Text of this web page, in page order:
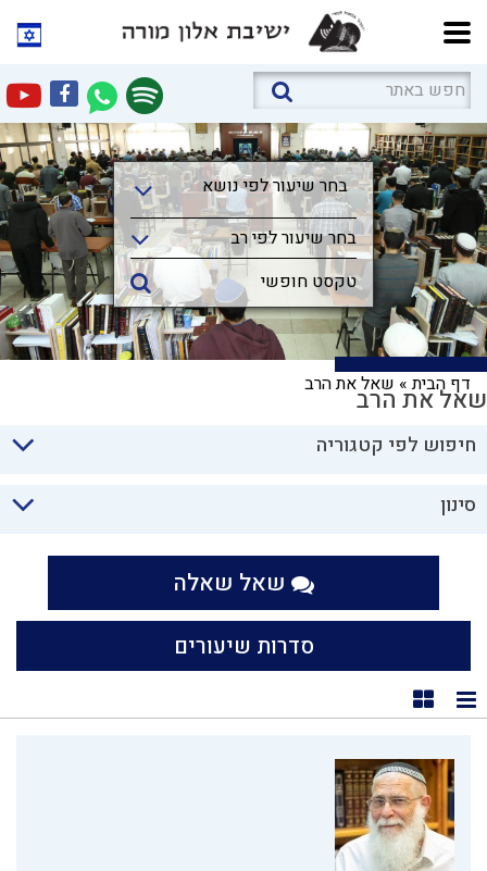
בחר שיעור לפי נושא
בחר שיעור לפי נושא
בחר שיעור לפי רב
דף הבית» שאל את הרבשאל את הרב
חיפוש לפי קטגוריה
סינון
שאל שאלה
סדרות שיעורים
תצוגת רשימה
תצוגת קוביות